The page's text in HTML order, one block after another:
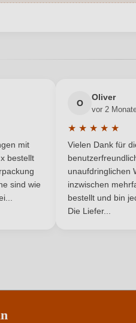
5 von 5 Sternen
mit
bestellt
sind wie
O
Oliver
vor 2
★ ★ ★ ★ ★
Vielen Dank für
unaufdringlichen
inzwischen
bestellt und bin
Die Liefer...